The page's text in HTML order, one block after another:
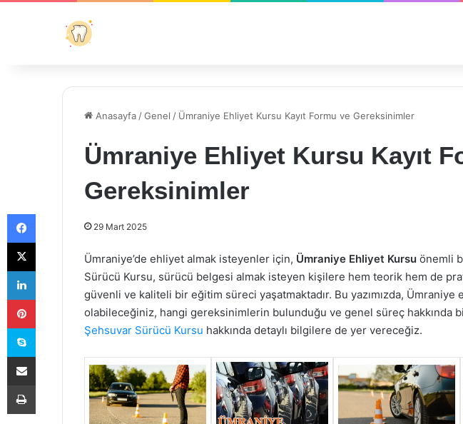
Anasayfa /Genel / Ümraniye Ehliyet Kursu Kayıt Formu ve Gereksinimler
Ümraniye Ehliyet Kursu Kayıt
Gereksinimler
29 Mart 2025
Ümraniye’de ehliyet almak isteyenler için, Ümraniye Ehliyet Kursu önemli
Sürücü Kursu, sürücü belgesi almak isteyen kişilere hem teorik hem de
güvenli ve kaliteli bir eğitim süreci yaşatmaktadır. Bu yazımızda, Ümraniye
olabileceğiniz, hangi gereksinimlerin bulunduğu ve genel süreç hakkında
Şehsuvar Sürücü Kursu hakkında detaylı bilgilere de yer vereceğiz.
Facebook
X
LinkedIn
Pinterest
Skype
E-Posta ile paylaş